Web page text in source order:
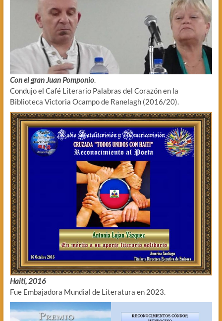
Con el gran Juan Pomponio.
Condujo el Café Literario Palabras del Corazón en la
Biblioteca Victoria Ocampo de Ranelagh (2016/20).
Haití, 2016
Fue Embajadora Mundial de Literatura en 2023.